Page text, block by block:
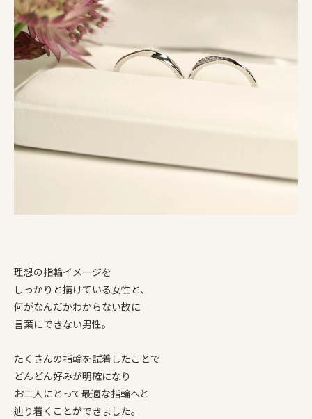
理想の指輪イメージを
しっかりと描けている女性と、
何がなんだかわからない故に
言葉にできない男性。
たくさんの指輪を試着したことで
どんどん好みが明確になり
お二人にとって最適な指輪へと
辿り着くことができました。